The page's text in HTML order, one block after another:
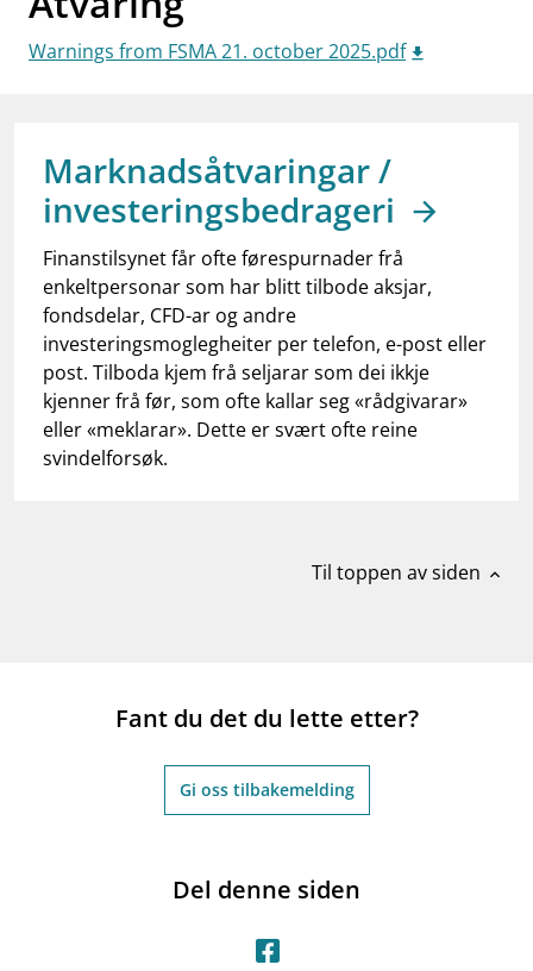
work_outlineJobb hos oss
dashboardInformasjon for investorer
Warnings from FSMA 21. october 2025.pdf
Marknadsåtvaringar /
investeringsbedrageri
Finanstilsynet får ofte førespurnader frå
enkeltpersonar som har blitt tilbode aksjar,
fondsdelar, CFD-ar og andre
investeringsmoglegheiter per telefon, e-post eller
post. Tilboda kjem frå seljarar som dei ikkje
kjenner frå før, som ofte kallar seg «rådgivarar»
eller «meklarar». Dette er svært ofte reine
svindelforsøk.
Til toppen av siden expand_less
Fant du det du lette etter?
Gi oss tilbakemelding
Del denne siden